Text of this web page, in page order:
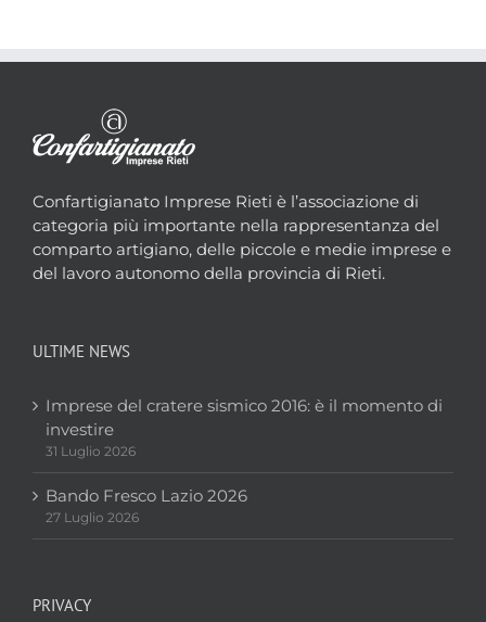
Confartigianato Imprese Rieti è l’associazione di
categoria più importante nella rappresentanza del
comparto artigiano, delle piccole e medie imprese e
del lavoro autonomo della provincia di Rieti.
ULTIME NEWS
Imprese del cratere sismico 2016: è il momento di
investire
31 Luglio 2026
Bando Fresco Lazio 2026
27 Luglio 2026
PRIVACY